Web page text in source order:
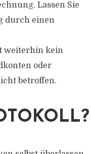
Lassen Sie
durch einen
weiterhin kein
oder
betroffen.